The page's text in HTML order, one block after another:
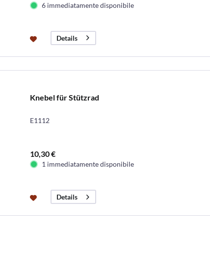
6 immediatamente disponibile
Details
Knebel für Stützrad
E1112
10,30 €
1 immediatamente disponibile
Details